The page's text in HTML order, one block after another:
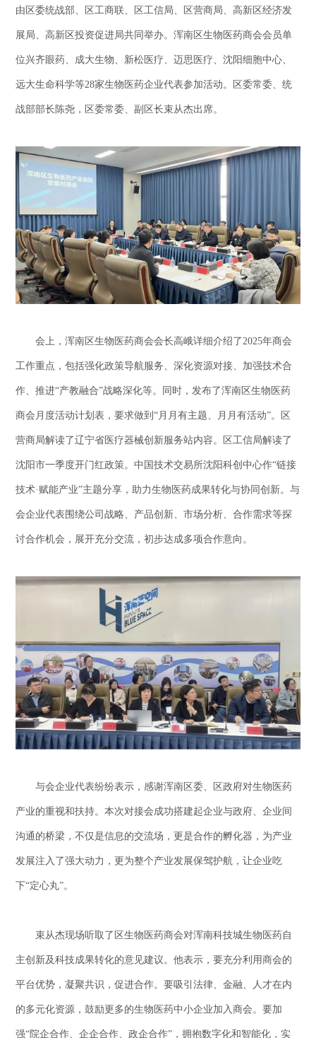
由区委统战部、区工商联、区工信局、区营商局、高新区经济发
展局、高新区投资促进局共同举办。浑南区生物医药商会会员单
位兴齐眼药、成大生物、新松医疗、迈思医疗、沈阳细胞中心、
远大生命科学等28家生物医药企业代表参加活动。区委常委、统
战部部长陈尧，区委常委、副区长束从杰出席。
会上，浑南区生物医药商会会长高峨详细介绍了2025年商会
工作重点，包括强化政策导航服务、深化资源对接、加强技术合
作、推进“产教融合”战略深化等。同时，发布了浑南区生物医药
商会月度活动计划表，要求做到“月月有主题、月月有活动”。区
营商局解读了辽宁省医疗器械创新服务站内容。区工信局解读了
沈阳市一季度开门红政策。中国技术交易所沈阳科创中心作“链接
技术·赋能产业”主题分享，助力生物医药成果转化与协同创新。与
会企业代表围绕公司战略、产品创新、市场分析、合作需求等探
讨合作机会，展开充分交流，初步达成多项合作意向。
与会企业代表纷纷表示，感谢浑南区委、区政府对生物医药
产业的重视和扶持。本次对接会成功搭建起企业与政府、企业间
沟通的桥梁，不仅是信息的交流场，更是合作的孵化器，为产业
发展注入了强大动力，更为整个产业发展保驾护航，让企业吃
下“定心丸”。
束从杰现场听取了区生物医药商会对浑南科技城生物医药自
主创新及科技成果转化的意见建议。他表示，要充分利用商会的
平台优势，凝聚共识，促进合作。要吸引法律、金融、人才在内
的多元化资源，鼓励更多的生物医药中小企业加入商会。要加
强“院企合作、企企合作、政企合作”，拥抱数字化和智能化，实